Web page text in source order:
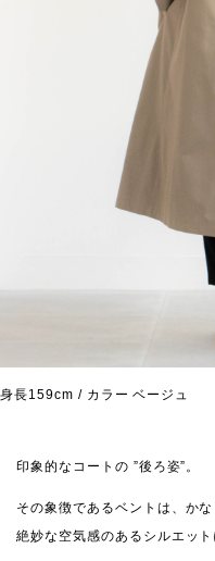
身長159cm / カラー ベージュ
印象的なコートの ”後ろ姿”。
その象徴であるベントは、か
絶妙な空気感のあるシルエット